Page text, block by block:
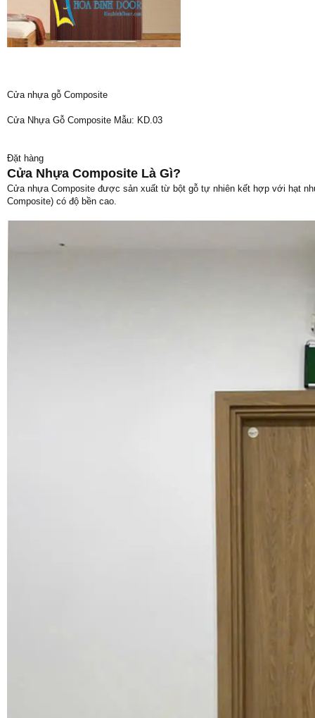
Cửa nhựa gỗ Composite
Cửa Nhựa Gỗ Composite Mẫu: KD.03
Đặt hàng
Cửa Nhựa Composite Là Gì?
Cửa nhựa Composite được sản xuất từ bột gỗ tự nhiên kết hợp với hạt
Composite) có độ bền cao.